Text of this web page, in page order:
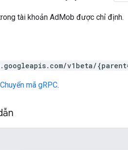
tài khoản AdMob được chỉ định.
v1beta/
Chuyển mã gRPC.